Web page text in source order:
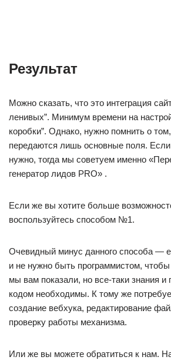
Результат
Можно сказать, что это интеграция
ленивых”. Минимум времени на
коробки”. Однако, нужно помнить о
передаются лишь основные поля.
нужно, тогда мы советуем именно
генератор лидов PRO» .
Если же вы хотите больше
воспользуйтесь способом №1.
Очевидный минус данного способа —
и не нужно быть программистом,
мы вам показали, но все-таки знания и
кодом необходимы. К тому же
создание вебхука, редактирование
проверку работы механизма.
Или же вы можете обратиться к нам.